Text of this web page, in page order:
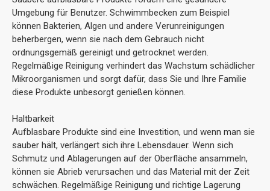
Umgebung für Benutzer. Schwimmbecken zum Beispiel
können Bakterien, Algen und andere Verunreinigungen
beherbergen, wenn sie nach dem Gebrauch nicht
ordnungsgemäß gereinigt und getrocknet werden.
Regelmäßige Reinigung verhindert das Wachstum schädlicher
Mikroorganismen und sorgt dafür, dass Sie und Ihre Familie
diese Produkte unbesorgt genießen können.
Haltbarkeit
Aufblasbare Produkte sind eine Investition, und wenn man sie
sauber hält, verlängert sich ihre Lebensdauer. Wenn sich
Schmutz und Ablagerungen auf der Oberfläche ansammeln,
können sie Abrieb verursachen und das Material mit der Zeit
schwächen. Regelmäßige Reinigung und richtige Lagerung